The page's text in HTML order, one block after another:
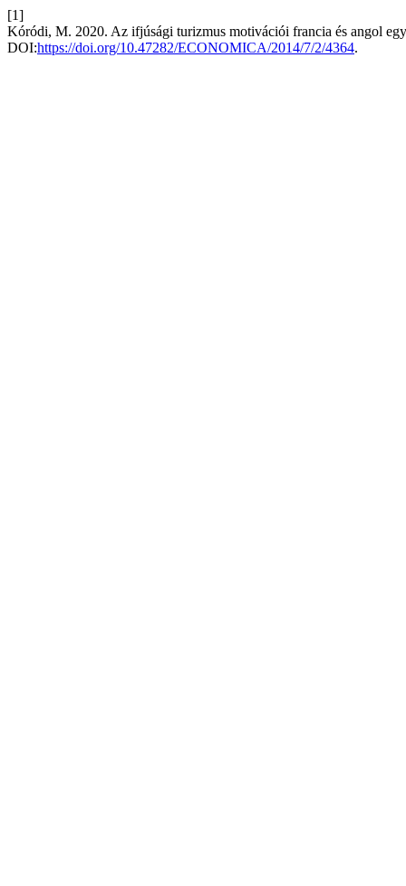
[1]
Kóródi, M. 2020. Az ifjúsági turizmus motivációi francia és angol
DOI:https://doi.org/10.47282/ECONOMICA/2014/7/2/4364.